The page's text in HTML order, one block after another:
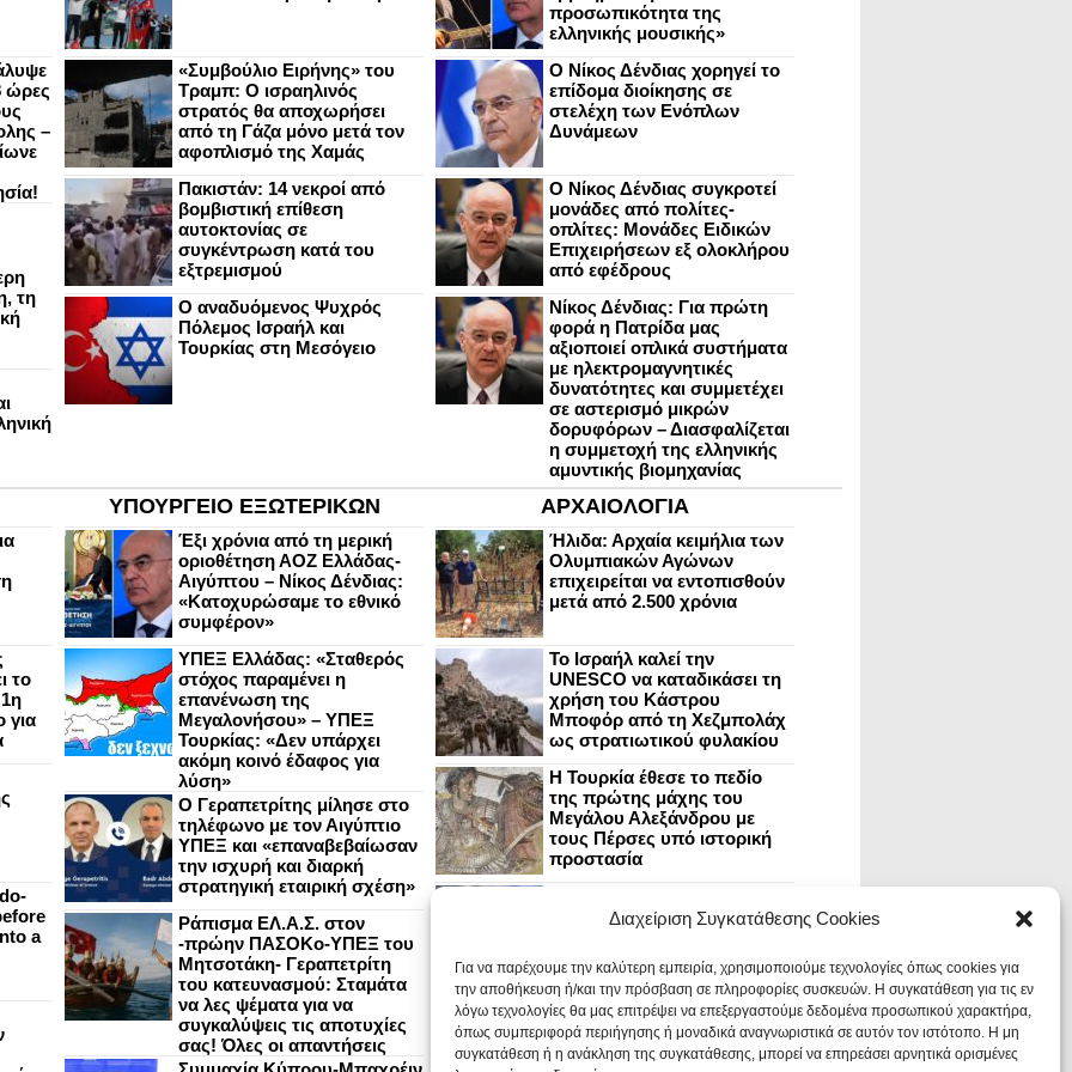
Διαχείριση Συγκατάθεσης Cookies
Για να παρέχουμε την καλύτερη εμπειρία, χρησιμοποιούμε τεχνολογίες όπως cookies για
την αποθήκευση ή/και την πρόσβαση σε πληροφορίες συσκευών. Η συγκατάθεση για τις εν
λόγω τεχνολογίες θα μας επιτρέψει να επεξεργαστούμε δεδομένα προσωπικού χαρακτήρα,
όπως συμπεριφορά περιήγησης ή μοναδικά αναγνωριστικά σε αυτόν τον ιστότοπο. Η μη
συγκατάθεση ή η ανάκληση της συγκατάθεσης, μπορεί να επηρεάσει αρνητικά ορισμένες
ώρες
–
τη
«Συμβούλιο Ειρήνης» του
Τραμπ: Ο ισραηλινός
στρατός θα αποχωρήσει
από τη Γάζα μόνο μετά τον
αφοπλισμό της Χαμάς
Πακιστάν: 14 νεκροί από
βομβιστική επίθεση
αυτοκτονίας σε
συγκέντρωση κατά του
εξτρεμισμού
Ο αναδυόμενος Ψυχρός
Πόλεμος Ισραήλ και
Τουρκίας στη Μεσόγειο
προσωπικότητα της
ελληνικής μουσικής»
Ο Νίκος Δένδιας χορηγεί το
επίδομα διοίκησης σε
στελέχη των Ενόπλων
Δυνάμεων
Ο Νίκος Δένδιας συγκροτεί
μονάδες από πολίτες-
οπλίτες: Μονάδες Ειδικών
Επιχειρήσεων εξ ολοκλήρου
από εφέδρους
Νίκος Δένδιας: Για πρώτη
φορά η Πατρίδα μας
αξιοποιεί οπλικά συστήματα
με ηλεκτρομαγνητικές
δυνατότητες και συμμετέχει
σε αστερισμό μικρών
δορυφόρων – Διασφαλίζεται
η συμμετοχή της ελληνικής
αμυντικής βιομηχανίας
το
για
a
ΥΠΟΥΡΓΕΙΟ ΕΞΩΤΕΡΙΚΩΝ
Έξι χρόνια από τη μερική
οριοθέτηση ΑΟΖ Ελλάδας-
Αιγύπτου – Νίκος Δένδιας:
«Κατοχυρώσαμε το εθνικό
συμφέρον»
ΥΠΕΞ Ελλάδας: «Σταθερός
στόχος παραμένει η
επανένωση της
Μεγαλονήσου» – ΥΠΕΞ
Τουρκίας: «Δεν υπάρχει
ακόμη κοινό έδαφος για
λύση»
Ο Γεραπετρίτης μίλησε στο
τηλέφωνο με τον Αιγύπτιο
ΥΠΕΞ και «επαναβεβαίωσαν
την ισχυρή και διαρκή
στρατηγική εταιρική σχέση»
Ράπισμα ΕΛ.Α.Σ. στον
-πρώην ΠΑΣΟΚο-ΥΠΕΞ του
Μητσοτάκη- Γεραπετρίτη
του κατευνασμού: Σταμάτα
να λες ψέματα για να
συγκαλύψεις τις αποτυχίες
σας! Όλες οι απαντήσεις
ΑΡΧΑΙΟΛΟΓΙΑ
Ήλιδα: Αρχαία κειμήλια των
Ολυμπιακών Αγώνων
επιχειρείται να εντοπισθούν
μετά από 2.500 χρόνια
Το Ισραήλ καλεί την
UNESCO να καταδικάσει τη
χρήση του Κάστρου
Μποφόρ από τη Χεζμπολάχ
ως στρατιωτικού φυλακίου
Η Τουρκία έθεσε το πεδίο
της πρώτης μάχης του
Μεγάλου Αλεξάνδρου με
τους Πέρσες υπό ιστορική
προστασία
ανακτόρου στην
στο Παλάτι των Δεσποτών
Οι Νεάντερταλ έκαναν
οδοντιατρικές επεμβάσεις σε
χαλασμένα δόντια, σύμφωνα